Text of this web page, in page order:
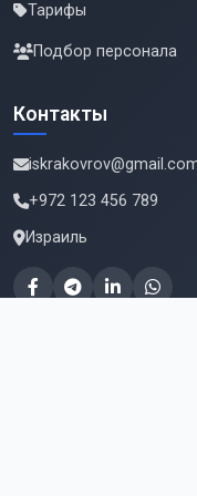
Тарифы
Подбор персонала
Контакты
+972 123 456 789
Израиль